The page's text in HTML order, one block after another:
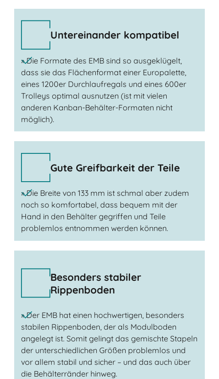
Untereinander kompatibel
» Die Formate des EMB sind so ausgeklügelt,
dass sie das Flächenformat einer Europalette,
eines 1200er Durchlaufregals und eines 600er
Trolleys optimal ausnutzen (ist mit vielen
anderen Kanban-Behälter-Formaten nicht
möglich).
Gute Greifbarkeit der Teile
» Die Breite von 133 mm ist schmal aber zudem
noch so komfortabel, dass bequem mit der
Hand in den Behälter gegriffen und Teile
problemlos entnommen werden können.
Besonders stabiler
Rippenboden
» Der EMB hat einen hochwertigen, besonders
stabilen Rippenboden, der als Modulboden
angelegt ist. Somit gelingt das gemischte Stapeln
der unterschiedlichen Größen problemlos und
vor allem stabil und sicher – und das auch über
die Behälterränder hinweg.